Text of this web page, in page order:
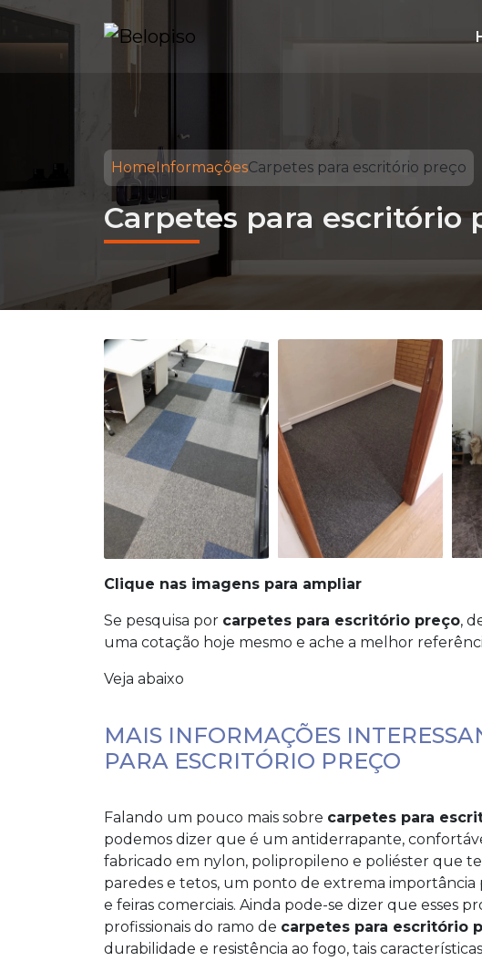
HomeInformaçõesCarpetes para escritório preço
Carpetes para escritório
Clique nas imagens para ampliar
Se pesquisa por carpetes para escritório preço,
uma cotação hoje mesmo e ache a melhor
Veja abaixo
MAIS INFORMAÇÕES
PARA ESCRITÓRIO PREÇO
Falando um pouco mais sobre carpetes para
podemos dizer que é um antiderrapante,
fabricado em nylon, polipropileno e poliéster que
paredes e tetos, um ponto de extrema importância
e feiras comerciais. Ainda pode-se dizer que esses
profissionais do ramo de carpetes para escritório
durabilidade e resistência ao fogo, tais